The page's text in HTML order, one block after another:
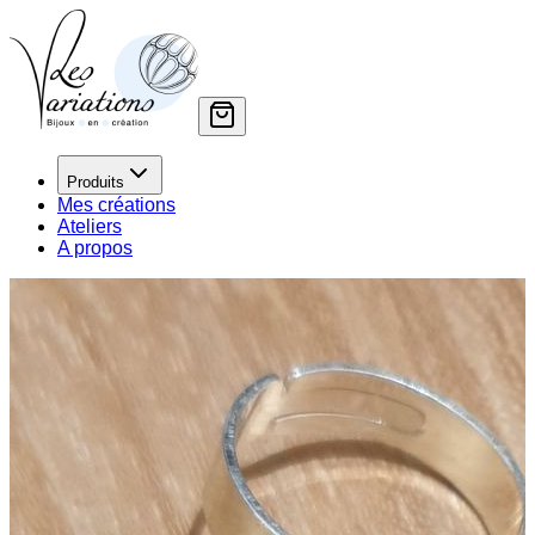
Produits
Mes créations
Ateliers
A propos